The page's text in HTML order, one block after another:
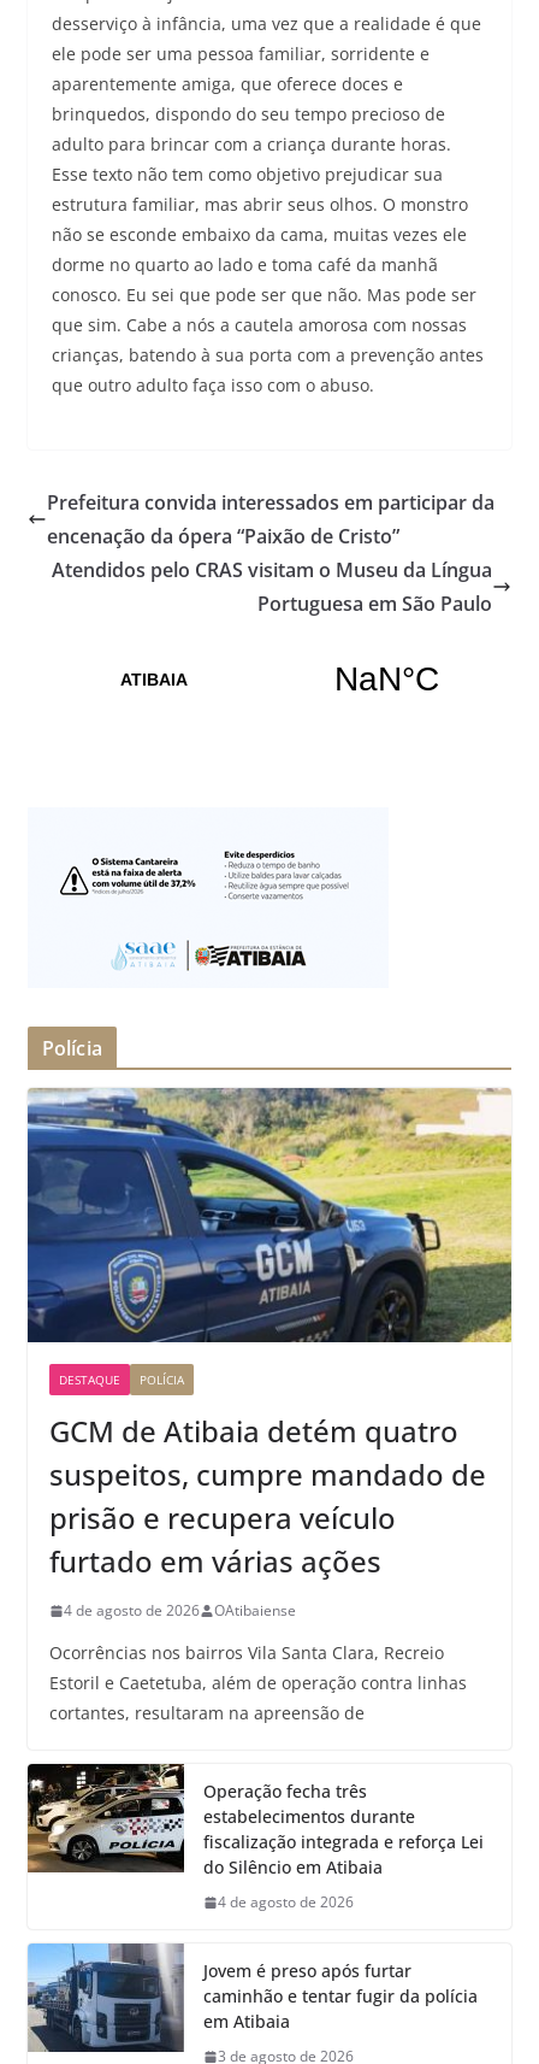
desserviço à infância, uma vez que a realidade é que
ele pode ser uma pessoa familiar, sorridente e
aparentemente amiga, que oferece doces e
brinquedos, dispondo do seu tempo precioso de
adulto para brincar com a criança durante horas.
Esse texto não tem como objetivo prejudicar sua
estrutura familiar, mas abrir seus olhos. O monstro
não se esconde embaixo da cama, muitas vezes ele
dorme no quarto ao lado e toma café da manhã
conosco. Eu sei que pode ser que não. Mas pode ser
que sim. Cabe a nós a cautela amorosa com nossas
crianças, batendo à sua porta com a prevenção antes
que outro adulto faça isso com o abuso.
Prefeitura convida interessados em participar da
encenação da ópera “Paixão de Cristo”
Atendidos pelo CRAS visitam o Museu da Língua
Portuguesa em São Paulo
Polícia
DESTAQUE POLÍCIA
GCM de Atibaia detém quatro
suspeitos, cumpre mandado de
prisão e recupera veículo
furtado em várias ações
4 de agosto de 2026 OAtibaiense
Ocorrências nos bairros Vila Santa Clara, Recreio
Estoril e Caetetuba, além de operação contra linhas
cortantes, resultaram na apreensão de
Operação fecha três
estabelecimentos durante
fiscalização integrada e reforça Lei
do Silêncio em Atibaia
4 de agosto de 2026
Jovem é preso após furtar
caminhão e tentar fugir da polícia
em Atibaia
3 de agosto de 2026